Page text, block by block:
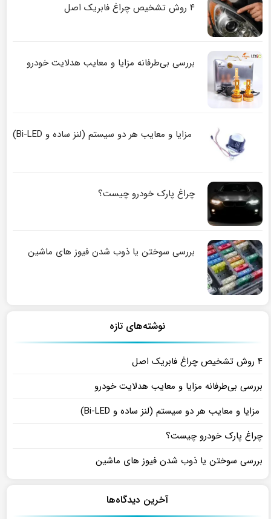
۴ روش تشخیص چراغ فابریک اصل
بررسی بی‌طرفانه مزایا و معایب هدلایت خودرو
مزایا و معایب هر دو سیستم (لنز ساده و Bi-LED)
چراغ پارک خودرو چیست؟
بررسی سوختن یا ذوب شدن فیوز های ماشین
نوشته‌های تازه
۴ روش تشخیص چراغ فابریک اصل
بررسی بی‌طرفانه مزایا و معایب هدلایت خودرو
مزایا و معایب هر دو سیستم (لنز ساده و Bi-LED)
چراغ پارک خودرو چیست؟
بررسی سوختن یا ذوب شدن فیوز های ماشین
آخرین دیدگاه‌ها